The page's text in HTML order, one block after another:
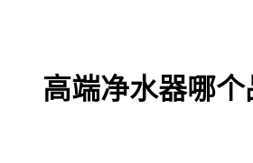
高端净水器哪